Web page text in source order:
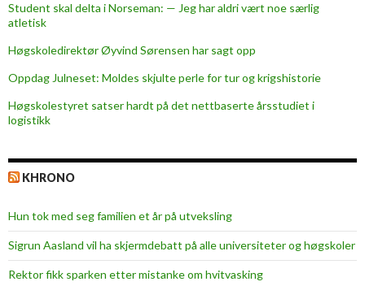
z
Student skal delta i Norseman: — Jeg har aldri vært noe særlig
atletisk
Høgskoledirektør Øyvind Sørensen har sagt opp
Oppdag Julneset: Moldes skjulte perle for tur og krigshistorie
Høgskolestyret satser hardt på det nettbaserte årsstudiet i
logistikk
KHRONO
Hun tok med seg familien et år på utveksling
Sigrun Aasland vil ha skjerm­debatt på alle universiteter og høgskoler
Rektor fikk sparken etter mistanke om hvitvasking